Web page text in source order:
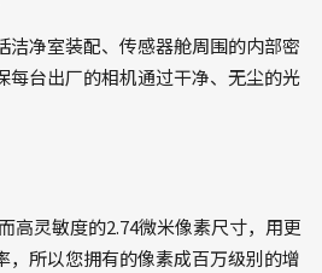
洁净室装配、传感器舱周围的内部密
每台出厂的相机通过干净、无尘的光
高灵敏度的2.74微米像素尺寸，用更
，所以您拥有的像素成百万级别的增